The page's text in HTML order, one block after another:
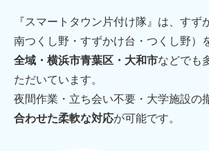
『スマートタウン片付け隊』は、すず
南つくし野・すずかけ台・つくし野）
全域・横浜市青葉区・大和市などでも
ただいています。
夜間作業・立ち会い不要・大学施設の
合わせた柔軟な対応が可能です。